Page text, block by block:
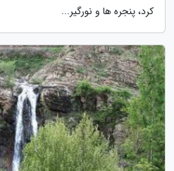
کرد، پنجره ها و نورگیر...